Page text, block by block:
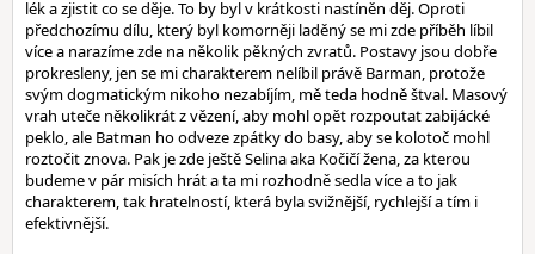
lék a zjistit co se děje. To by byl v krátkosti nastíněn děj. Oproti
předchozímu dílu, který byl komorněji laděný se mi zde příběh líbil
více a narazíme zde na několik pěkných zvratů. Postavy jsou dobře
prokresleny, jen se mi charakterem nelíbil právě Barman, protože
svým dogmatickým nikoho nezabíjím, mě teda hodně štval. Masový
vrah uteče několikrát z vězení, aby mohl opět rozpoutat zabijácké
peklo, ale Batman ho odveze zpátky do basy, aby se kolotoč mohl
roztočit znova. Pak je zde ještě Selina aka Kočičí žena, za kterou
budeme v pár misích hrát a ta mi rozhodně sedla více a to jak
charakterem, tak hratelností, která byla svižnější, rychlejší a tím i
efektivnější.